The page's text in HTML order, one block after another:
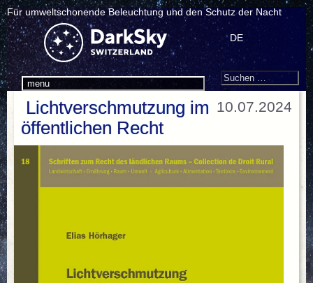
Für umweltschonende Beleuchtung und den Schutz der Nacht
menu
DE
Search
Suchen
10.07.2024
Lichtverschmutzung im
öffentlichen Recht